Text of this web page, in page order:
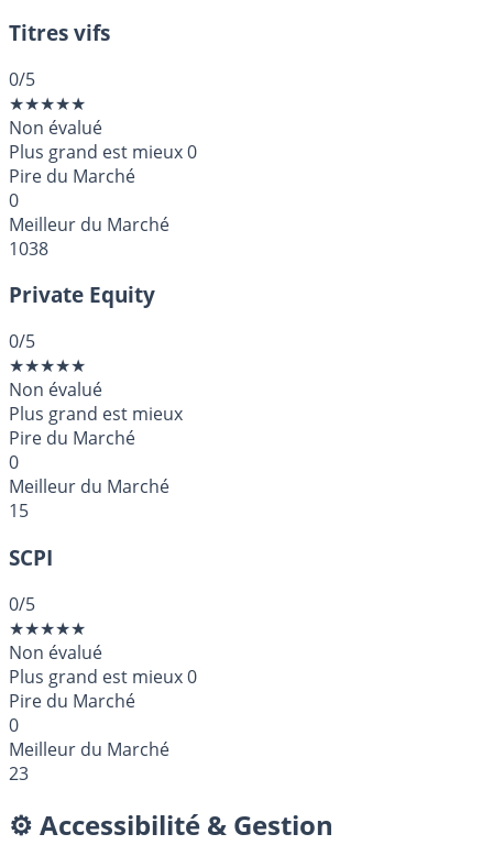
Titres vifs
0/5
★★★★★
Non évalué
Plus grand est mieux0
Pire du Marché
0
Meilleur du Marché
1038
Private Equity
0/5
★★★★★
Non évalué
Plus grand est mieux
Pire du Marché
0
Meilleur du Marché
15
SCPI
0/5
★★★★★
Non évalué
Plus grand est mieux0
Pire du Marché
0
Meilleur du Marché
23
⚙️ Accessibilité & Gestion